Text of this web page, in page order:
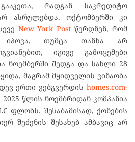
რადგან საკრედიტო
ასრულებდა. ოქტომბერში კი
New York Post წერდნენ, რომ
იპოვა, თუმცა თანხა არ
იგივე გამოცემები
ნოემბერში შედგა და სახლი 28
მაგრამ მყიდველის ვინაობა
ერთი ვებგვერდის homes.com-
წლის ნოემბრიდან კომპანია
ფლობს. შესაბამისად, ქონების
შეძენის შესახებ ამბავიც არ